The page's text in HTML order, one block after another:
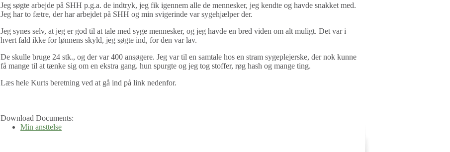
Jeg søgte arbejde på SHH p.g.a. de indtryk, jeg fik igennem alle de mennesker, jeg kendte og havde snakket med.
Jeg har to fætre, der har arbejdet på SHH og min svigerinde var sygehjælper der.
Jeg synes selv, at jeg er god til at tale med syge mennesker, og jeg havde en bred viden om alt muligt. Det var i
hvert fald ikke for lønnens skyld, jeg søgte ind, for den var lav.
De skulle bruge 24 stk., og der var 400 ansøgere. Jeg var til en samtale hos en stram sygeplejerske, der nok kunne
få mange til at tænke sig om en ekstra gang. hun spurgte og jeg tog stoffer, røg hash og mange ting.
Læs hele Kurts beretning ved at gå ind på link nedenfor.
Download Documents:
Min ansttelse